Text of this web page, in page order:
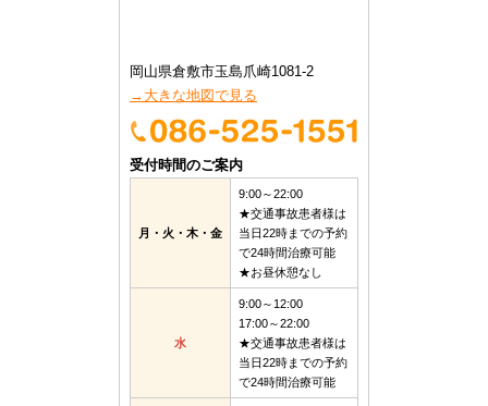
岡山県倉敷市玉島爪崎1081-2
→大きな地図で見る
受付時間のご案内
月・火・木・金
9:00～22:00
★交通事故患者様は
当日22時までの予約
で24時間治療可能
★お昼休憩なし
水
9:00～12:00
17:00～22:00
★交通事故患者様は
当日22時までの予約
で24時間治療可能